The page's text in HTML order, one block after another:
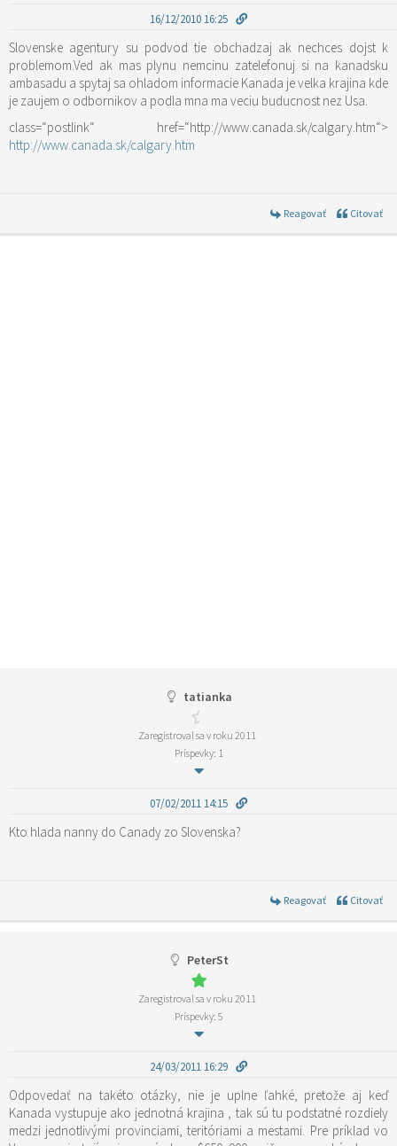
16/12/2010 16:25
Slovenske agentury su podvod tie obchadzaj ak nechces dojst k
problemom.Ved ak mas plynu nemcinu zatelefonuj si na kanadsku
ambasadu a spytaj sa ohladom informacie Kanada je velka krajina kde
je zaujem o odbornikov a podla mna ma veciu buducnost nez Usa.
class=“postlink“ href=“http://www.canada.sk/calgary.htm“>
http://www.canada.sk/calgary.htm
Reagovať Citovať
tatianka
Zaregistroval sa v roku 2011
Príspevky: 1
07/02/2011 14:15
Kto hlada nanny do Canady zo Slovenska?
Reagovať Citovať
PeterSt
Zaregistroval sa v roku 2011
Príspevky: 5
24/03/2011 16:29
Odpovedať na takéto otázky, nie je uplne ľahké, pretože aj keď
Kanada vystupuje ako jednotná krajina , tak sú tu podstatné rozdiely
medzi jednotlivými provinciami, teritóriami a mestami. Pre príklad vo